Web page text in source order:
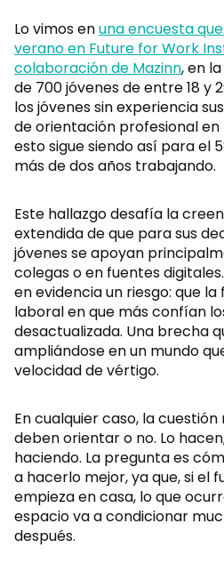
Lo vimos enuna encuesta
verano en Future for Work
colaboración de Mazinn, en
de 700 jóvenes de entre 18 y
los jóvenes sin experiencia
de orientación profesional en
esto sigue siendo así para el
más de dos años trabajando.
Este hallazgo desafía la
extendida de que para sus
jóvenes se apoyan
colegas o en fuentes
en evidencia un riesgo: que
laboral en que más confían
desactualizada. Una brecha
ampliándose en un mundo
velocidad de vértigo.
En cualquier caso, la cuestión
deben orientar o no. Lo
haciendo. La pregunta es
a hacerlo mejor, ya que, si el
empieza en casa, lo que
espacio va a condicionar
después.